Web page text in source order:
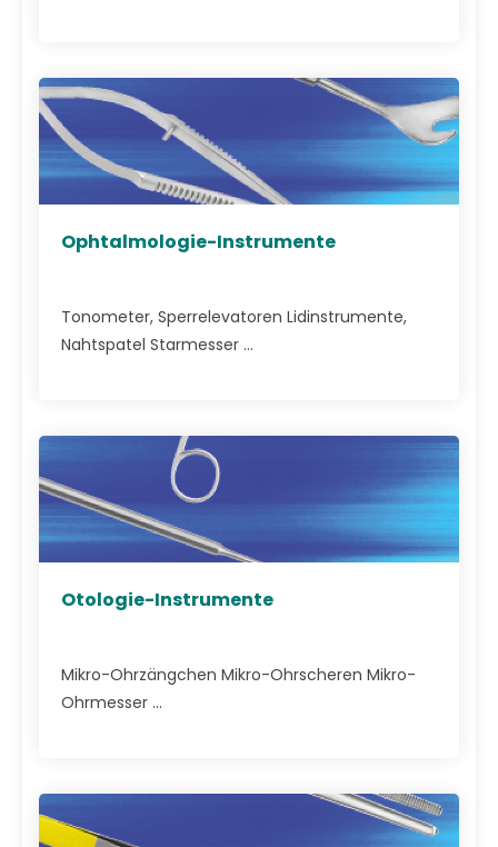
Ophtalmologie-Instrumente
Tonometer, Sperrelevatoren Lidinstrumente,
Nahtspatel Starmesser ...
Otologie-Instrumente
Mikro-Ohrzängchen Mikro-Ohrscheren Mikro-
Ohrmesser ...